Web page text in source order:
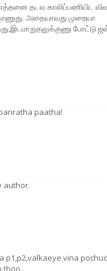
தடவ காலிப்பணியிட
அதையாவது முறையா
போட்டு
paatha!
author.
p1,p2,valkaeye vina